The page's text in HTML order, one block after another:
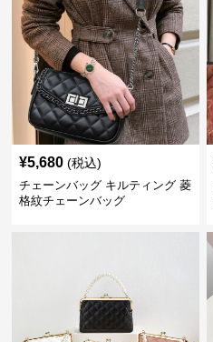
¥5,680 (税込)
チェーンバッグ キルティング 菱
格紋チェーンバッグ